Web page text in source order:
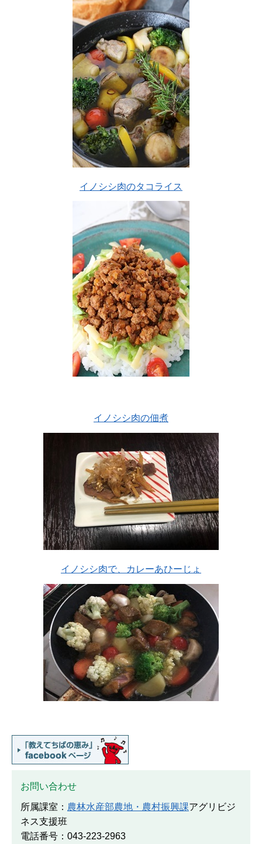
イノシシ肉のタコライス
イノシシ肉の佃煮
イノシシ肉で、カレーあひーじょ
お問い合わせ
所属課室： 農林水産部農地・農村振興課アグリビジ
ネス支援班
電話番号：043-223-2963